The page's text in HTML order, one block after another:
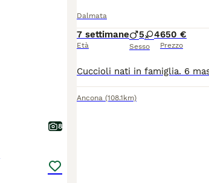
8
Dalmata
7 settimane
Età
5 4
Sesso
650 €
Prezzo
Ancona (108.1km)